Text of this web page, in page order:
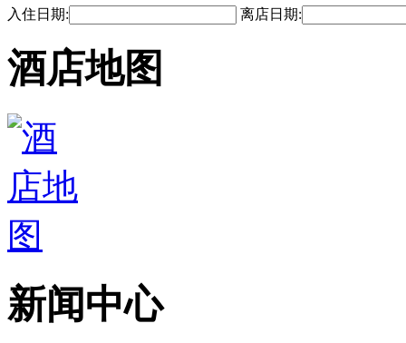
入住日期: 离店日期:
酒店地图
新闻中心